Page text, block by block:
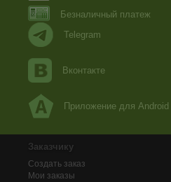
Безналичный платеж
Telegram
Вконтакте
Приложение для Android
Заказчику
Создать заказ
Мои заказы